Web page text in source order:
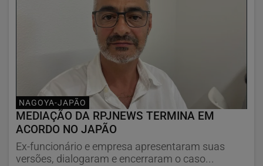
NAGOYA-JAPÃO
MEDIAÇÃO DA RPJNEWS TERMINA EM
ACORDO NO JAPÃO
Ex-funcionário e empresa apresentaram suas
versões, dialogaram e encerraram o caso...